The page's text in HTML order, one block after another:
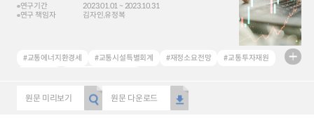
연구기간
2023.01.01 ~ 2023.10.31
연구 책임자
김자인,유정복
#교통에너지환경세 #교통시설특별회계 #재정소요전망
#교통투자재원
#Special account for transportation facilities
#Financial spending
#Transport investment
#Enforcement measure
원문 미리보기 원문 다운로드